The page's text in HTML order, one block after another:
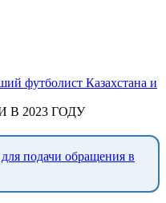
футболист Казахстана и
2023 ГОДУ
подачи обращения в